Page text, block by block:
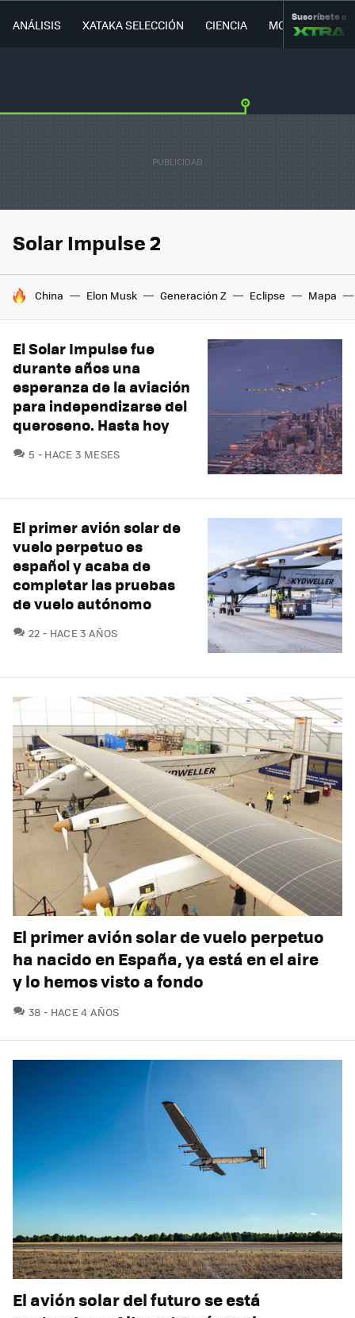
ANÁLISIS XATAKA SELECCIÓN CIENCIA MOVILIDAD
Suscríbete a
Solar Impulse 2
HOY SE HABLA DE
China Elon Musk Generación Z Eclipse Mapa
El Solar Impulse fue
durante años una
esperanza de la aviación
para independizarse del
queroseno. Hasta hoy
5 COMENTARIOS
HACE 3 MESES
El primer avión solar de
vuelo perpetuo es
español y acaba de
completar las pruebas
de vuelo autónomo
22 COMENTARIOS
HACE 3 AÑOS
El primer avión solar de vuelo perpetuo
ha nacido en España, ya está en el aire
y lo hemos visto a fondo
38 COMENTARIOS
HACE 4 AÑOS
El avión solar del futuro se está